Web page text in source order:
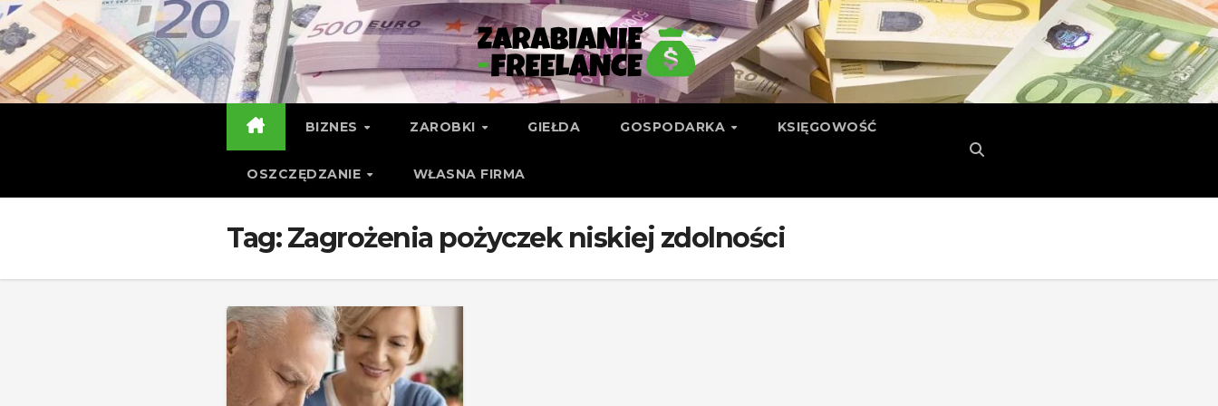
Skip
to
content
BIZNES ZAROBKI GIEŁDA GOSPODARKA KSIĘGOWOŚĆ
OSZCZĘDZANIE WŁASNA FIRMA
Tag:Zagrożenia pożyczek niskiej zdolności